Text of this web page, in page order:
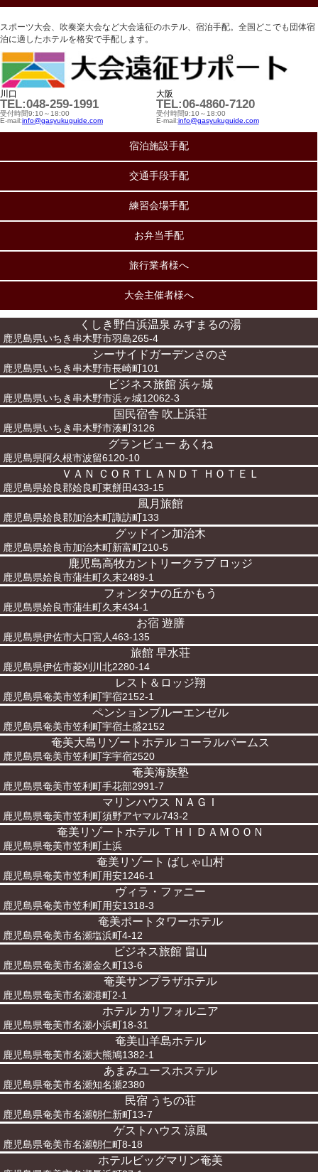
スポーツ大会、吹奏楽大会など大会遠征のホテル、宿泊手配。全国どこでも団体宿
泊に適したホテルを格安で手配します。
川口
TEL:048-259-1991
受付時間9:10～18:00
E-mail:info@gasyukuguide.com
大阪
TEL:06-4860-7120
受付時間9:10～18:00
E-mail:info@gasyukuguide.com
宿泊施設手配
交通手段手配
練習会場手配
お弁当手配
旅行業者様へ
大会主催者様へ
くしき野白浜温泉 みすまるの湯
鹿児島県いちき串木野市羽島265-4
シーサイドガーデンさのさ
鹿児島県いちき串木野市長崎町101
ビジネス旅館 浜ヶ城
鹿児島県いちき串木野市浜ヶ城12062-3
国民宿舎 吹上浜荘
鹿児島県いちき串木野市湊町3126
グランビュー あくね
鹿児島県阿久根市波留6120-10
ＶＡＮ ＣＯＲＴＬＡＮＤＴ ＨＯＴＥＬ
鹿児島県姶良郡姶良町東餅田433-15
風月旅館
鹿児島県姶良郡加治木町諏訪町133
グッドイン加治木
鹿児島県姶良市加治木町新富町210-5
鹿児島高牧カントリークラブ ロッジ
鹿児島県姶良市蒲生町久末2489-1
フォンタナの丘かもう
鹿児島県姶良市蒲生町久末434-1
お宿 遊膳
鹿児島県伊佐市大口宮人463-135
旅館 早水荘
鹿児島県伊佐市菱刈川北2280-14
レスト＆ロッジ翔
鹿児島県奄美市笠利町宇宿2152-1
ペンションブルーエンゼル
鹿児島県奄美市笠利町宇宿土盛2152
奄美大島リゾートホテル コーラルパームス
鹿児島県奄美市笠利町字宇宿2520
奄美海族塾
鹿児島県奄美市笠利町手花部2991-7
マリンハウス ＮＡＧＩ
鹿児島県奄美市笠利町須野アヤマル743-2
奄美リゾートホテル ＴＨＩＤＡＭＯＯＮ
鹿児島県奄美市笠利町土浜
奄美リゾート ばしゃ山村
鹿児島県奄美市笠利町用安1246-1
ヴィラ・ファニー
鹿児島県奄美市笠利町用安1318-3
奄美ポートタワーホテル
鹿児島県奄美市名瀬塩浜町4-12
ビジネス旅館 畠山
鹿児島県奄美市名瀬金久町13-6
奄美サンプラザホテル
鹿児島県奄美市名瀬港町2-1
ホテル カリフォルニア
鹿児島県奄美市名瀬小浜町18-31
奄美山羊島ホテル
鹿児島県奄美市名瀬大熊鳩1382-1
あまみユースホステル
鹿児島県奄美市名瀬知名瀬2380
民宿 うちの荘
鹿児島県奄美市名瀬朝仁新町13-7
ゲストハウス 涼風
鹿児島県奄美市名瀬朝仁町8-18
ホテルビッグマリン奄美